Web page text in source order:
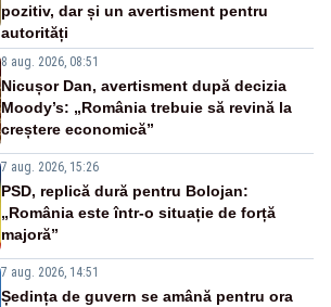
pozitiv, dar și un avertisment pentru
autorități
8 aug. 2026, 08:51
Nicușor Dan, avertisment după decizia
Moody’s: „România trebuie să revină la
creștere economică”
7 aug. 2026, 15:26
PSD, replică dură pentru Bolojan:
„România este într-o situație de forță
majoră”
7 aug. 2026, 14:51
Ședința de guvern se amână pentru ora